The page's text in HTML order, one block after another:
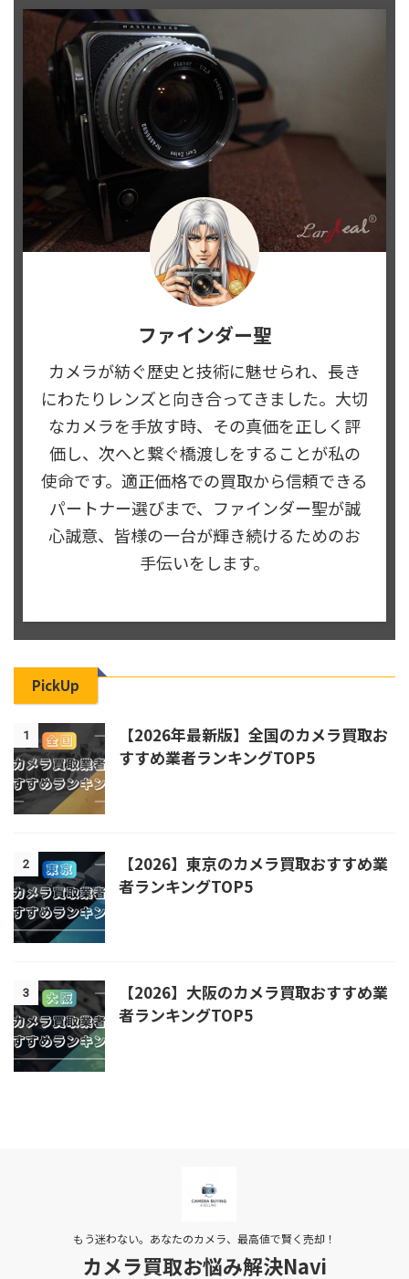
ファインダー聖
カメラが紡ぐ歴史と技術に魅せられ、長き
にわたりレンズと向き合ってきました。大切
なカメラを手放す時、その真価を正しく評
価し、次へと繋ぐ橋渡しをすることが私の
使命です。適正価格での買取から信頼できる
パートナー選びまで、ファインダー聖が誠
心誠意、皆様の一台が輝き続けるためのお
手伝いをします。
PickUp
1
【2026年最新版】全国のカメラ買取お
すすめ業者ランキングTOP5
2
【2026】東京のカメラ買取おすすめ業
者ランキングTOP5
3
【2026】大阪のカメラ買取おすすめ業
者ランキングTOP5
もう迷わない。あなたのカメラ、最高値で賢く売却！
カメラ買取お悩み解決Navi